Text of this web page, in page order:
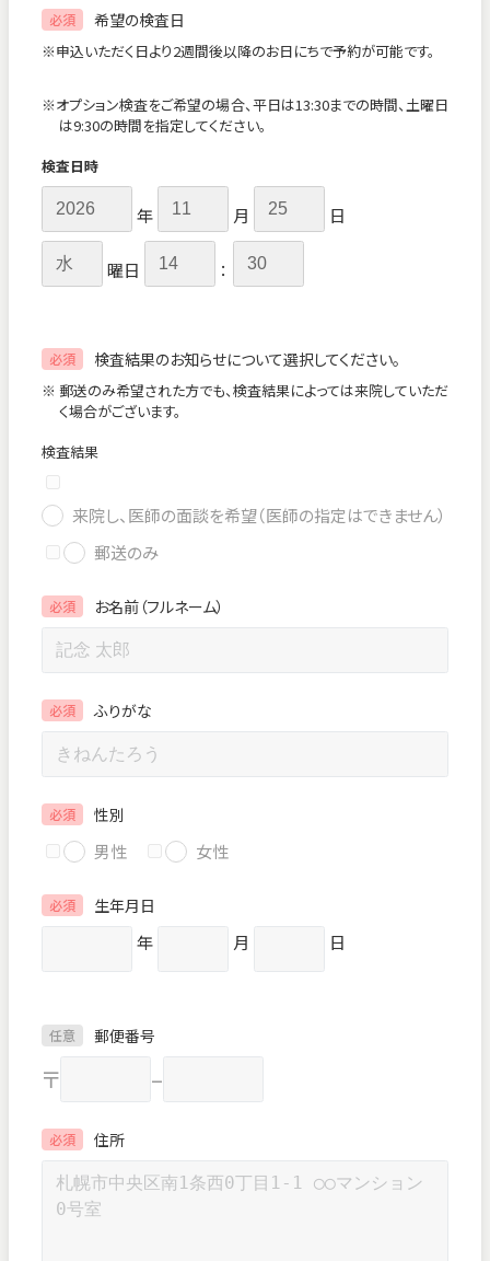
必須 希望の検査日
※申込いただく日より2週間後以降のお日にちで予約が可能です。
※オプション検査をご希望の場合、平日は13:30までの時間、土曜日
は9:30の時間を指定してください。
検査日時
年 月 日
曜日 ：
必須 検査結果のお知らせについて選択してください。
※ 郵送のみ希望された方でも、検査結果によっては来院していただ
く場合がございます。
検査結果
来院し、医師の面談を希望（医師の指定はできません）
郵送のみ
必須 お名前（フルネーム）
必須 ふりがな
必須 性別
男性 女性
必須 生年月日
年 月 日
任意 郵便番号
〒 –
必須 住所